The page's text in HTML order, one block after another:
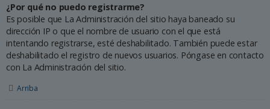
¿Por qué no puedo registrarme?
Es posible que La Administración del sitio haya baneado su
dirección IP o que el nombre de usuario con el que está
intentando registrarse, esté deshabilitado. También puede estar
deshabilitado el registro de nuevos usuarios. Póngase en contacto
con La Administración del sitio.
Arriba